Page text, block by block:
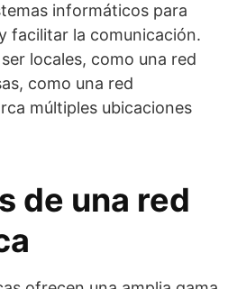
informáticos para
facilitar la comunicación.
locales, como una red
como una red
múltiples ubicaciones
de una red